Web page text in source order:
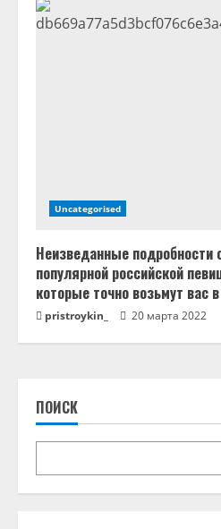
Uncategorised
Неизведанные подробности
популярной российской
которые точно возьмут вас
pristroykin_ 20 марта 2022
ПОИСК